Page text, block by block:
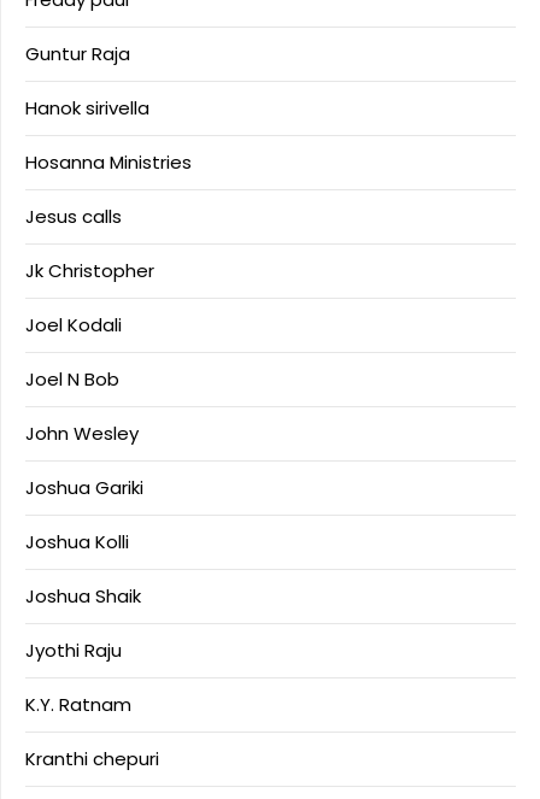
Guntur Raja
Hanok sirivella
Hosanna Ministries
Jesus calls
Jk Christopher
Joel Kodali
Joel N Bob
John Wesley
Joshua Gariki
Joshua Kolli
Joshua Shaik
Jyothi Raju
K.Y. Ratnam
Kranthi chepuri